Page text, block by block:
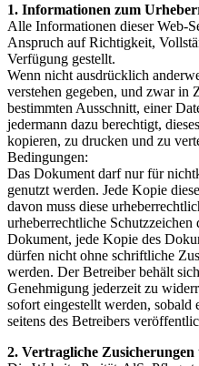
1. Informationen zum
Alle Informationen dieser Web-
Anspruch auf Richtigkeit,
Verfügung gestellt.
Wenn nicht ausdrücklich
verstehen gegeben, und zwar in
bestimmten Ausschnitt, einer
jedermann dazu berechtigt,
kopieren, zu drucken und zu
Bedingungen:
Das Dokument darf nur für
genutzt werden. Jede Kopie
davon muss diese
urheberrechtliche Schutzzeichen
Dokument, jede Kopie des
dürfen nicht ohne schriftliche
werden. Der Betreiber behält
Genehmigung jederzeit zu
sofort eingestellt werden,
seitens des Betreibers
2. Vertragliche